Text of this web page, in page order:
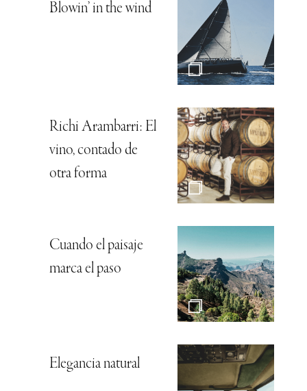
Blowin’ in the wind
Richi Arambarri: El
vino, contado de
otra forma
Cuando el paisaje
marca el paso
Elegancia natural